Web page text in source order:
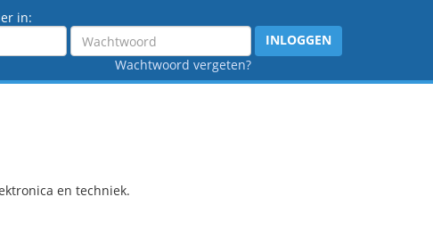
in:
Wachtwoord
Wachtwoord vergeten?
INLOGGEN
en techniek.